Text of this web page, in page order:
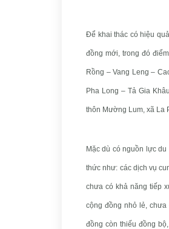
Để khai thác có hiệu
đồng mới, trong đó
Rồng – Vang Leng –
Pha Long – Tả Gia
thôn Mường Lum, xã La
Mặc dù có nguồn lực
thức như: các dịch vụ
chưa có khả năng tiếp
cộng đồng nhỏ lẻ,
đồng còn thiếu đồng